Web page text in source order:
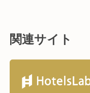
関連サイト